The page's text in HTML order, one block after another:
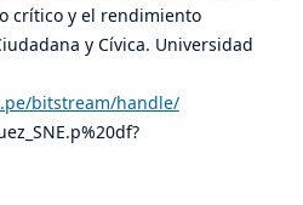
crítico y el rendimiento
y Cívica. Universidad
bitstream/handle/